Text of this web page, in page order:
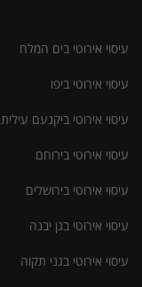
עיסוי אירוטי בים המלח
עיסוי אירוטי ביפו
עיסוי אירוטי ביקנעם עילית
עיסוי אירוטי בירוחם
עיסוי אירוטי בירושלים
עיסוי אירוטי בגן יבנה
עיסוי אירוטי בגני תקוה